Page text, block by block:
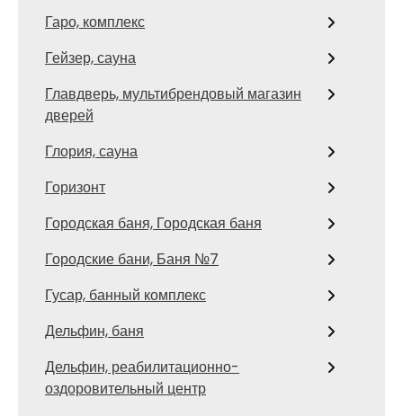
Гаро, комплекс
Гейзер, сауна
Главдверь, мультибрендовый магазин
дверей
Глория, сауна
Горизонт
Городская баня, Городская баня
Городские бани, Баня №7
Гусар, банный комплекс
Дельфин, баня
Дельфин, реабилитационно-
оздоровительный центр